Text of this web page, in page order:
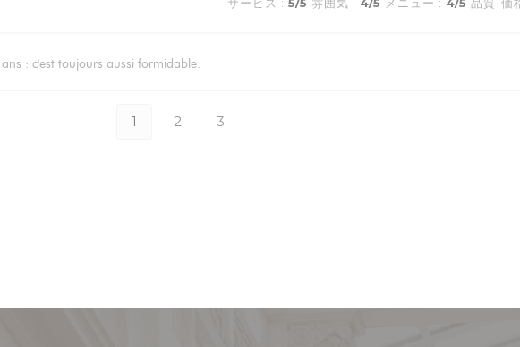
: c'est toujours aussi formidable.
1 2 3